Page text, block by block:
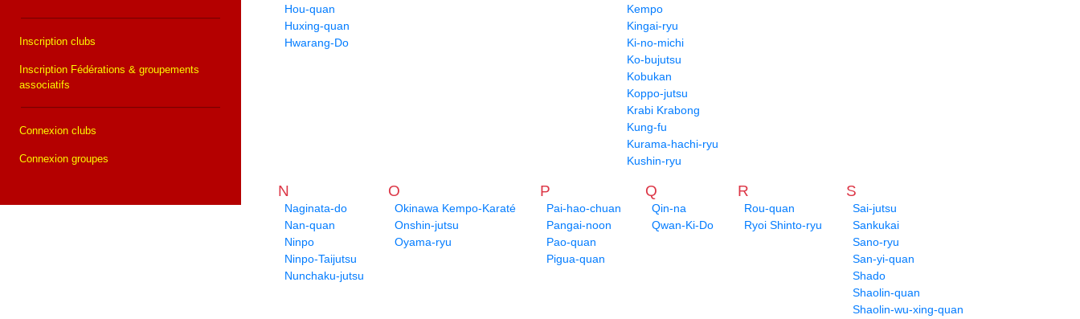
Inscription clubs
Inscription Fédérations & groupements
associatifs
Connexion clubs
Connexion groupes
Hou-quan
Huxing-quan
Hwarang-Do
Kempo
Kingai-ryu
Ki-no-michi
Ko-bujutsu
Kobukan
Koppo-jutsu
Krabi Krabong
Kung-fu
Kurama-hachi-ryu
Kushin-ryu
N
Naginata-do
Nan-quan
Ninpo
Ninpo-Taijutsu
Nunchaku-jutsu
O
Okinawa Kempo-Karaté
Onshin-jutsu
Oyama-ryu
P
Pai-hao-chuan
Pangai-noon
Pao-quan
Pigua-quan
Q
Qin-na
Qwan-Ki-Do
R
Rou-quan
Ryoi Shinto-ryu
S
Sai-jutsu
Sankukai
Sano-ryu
San-yi-quan
Shado
Shaolin-quan
Shaolin-wu-xing-quan